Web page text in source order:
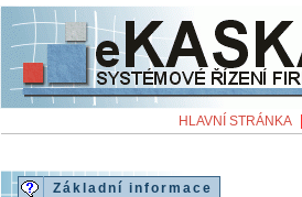
HLAVNÍ STRÁNKA
Základní informace